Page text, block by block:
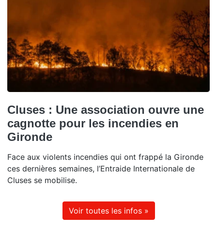
Cluses : Une association ouvre une
cagnotte pour les incendies en
Gironde
Face aux violents incendies qui ont frappé la Gironde
ces dernières semaines, l’Entraide Internationale de
Cluses se mobilise.
Voir toutes les infos »